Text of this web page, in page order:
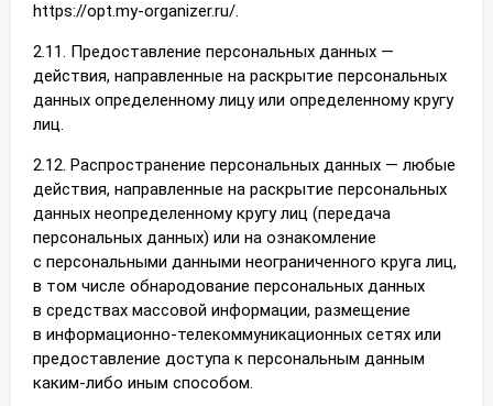
https://opt.my-organizer.ru/.
2.11. Предоставление персональных данных —
действия, направленные на раскрытие персональных
данных определенному лицу или определенному кругу
лиц.
2.12. Распространение персональных данных — любые
действия, направленные на раскрытие персональных
данных неопределенному кругу лиц (передача
персональных данных) или на ознакомление
с персональными данными неограниченного круга лиц,
в том числе обнародование персональных данных
в средствах массовой информации, размещение
в информационно-телекоммуникационных сетях или
предоставление доступа к персональным данным
каким-либо иным способом.